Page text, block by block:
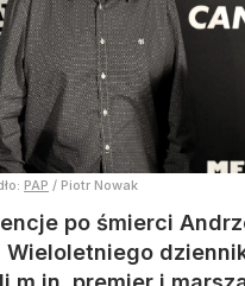
PAP / Piotr Nowak
po śmierci
Wieloletniego